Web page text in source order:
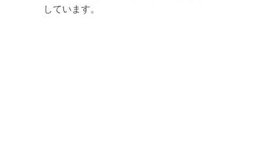
しています。